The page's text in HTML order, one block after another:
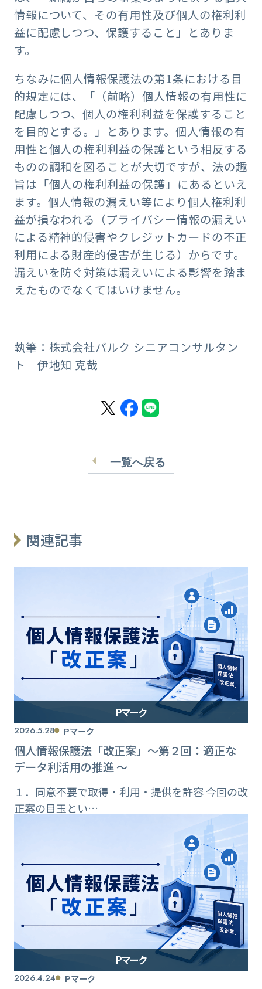
情報について、その有用性及び個人の権利利
益に配慮しつつ、保護すること」とありま
す。
ちなみに個人情報保護法の第1条における目
的規定には、「（前略）個人情報の有用性に
配慮しつつ、個人の権利利益を保護すること
を目的とする。」とあります。個人情報の有
用性と個人の権利利益の保護という相反する
ものの調和を図ることが大切ですが、法の趣
旨は「個人の権利利益の保護」にあるといえ
ます。個人情報の漏えい等により個人権利利
益が損なわれる（プライバシー情報の漏えい
による精神的侵害やクレジットカードの不正
利用による財産的侵害が生じる）からです。
漏えいを防ぐ対策は漏えいによる影響を踏ま
えたものでなくてはいけません。
執筆：株式会社バルク シニアコンサルタン
ト 伊地知 克哉
一覧へ戻る
関連記事
Pマーク
2026.5.28 Pマーク
個人情報保護法「改正案」〜第２回：適正な
データ利活用の推進 〜
１．同意不要で取得・利用・提供を許容 今回の改
正案の目玉とい…
Pマーク
2026.4.24 Pマーク